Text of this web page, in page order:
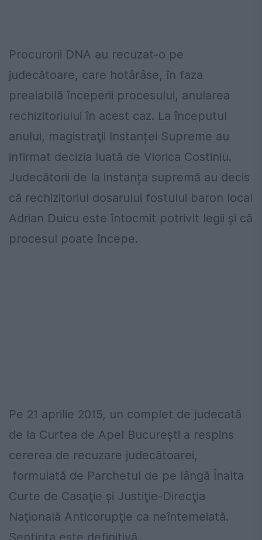
Procurorii DNA au recuzat-o pe
judecătoare, care hotârâse, în faza
prealabilă începerii procesului, anularea
rechizitoriului în acest caz. La începutul
anului, magistraţii Instanței Supreme au
infirmat decizia luată de Viorica Costiniu.
Judecătorii de la instanța supremă au decis
că rechizitoriul dosarului fostului baron local
Adrian Duicu este întocmit potrivit legii și că
procesul poate începe.
Pe 21 aprilie 2015, un complet de judecată
de la Curtea de Apel București a respins
cererea de recuzare judecătoarei,
formulată de Parchetul de pe lângă Înalta
Curte de Casaţie şi Justiţie-Direcţia
Naţională Anticorupţie ca neîntemeiată.
Sentința este definitivă.